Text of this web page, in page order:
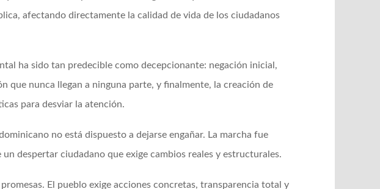
afectando directamente la calidad de vida de los ciudadanos
ha sido tan predecible como decepcionante: negación inicial,
que nunca llegan a ninguna parte, y finalmente, la creación de
para desviar la atención.
no está dispuesto a dejarse engañar. La marcha fue
un despertar ciudadano que exige cambios reales y estructurales.
El pueblo exige acciones concretas, transparencia total y